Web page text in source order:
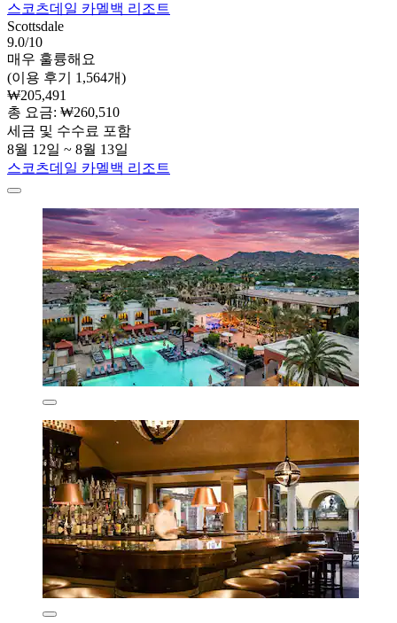
스코츠데일 카멜백 리조트
Scottsdale
9.0/10
매우 훌륭해요
(이용 후기 1,564개)
₩205,491
총 요금: ₩260,510
세금 및 수수료 포함
8월 12일 ~ 8월 13일
스코츠데일 카멜백 리조트